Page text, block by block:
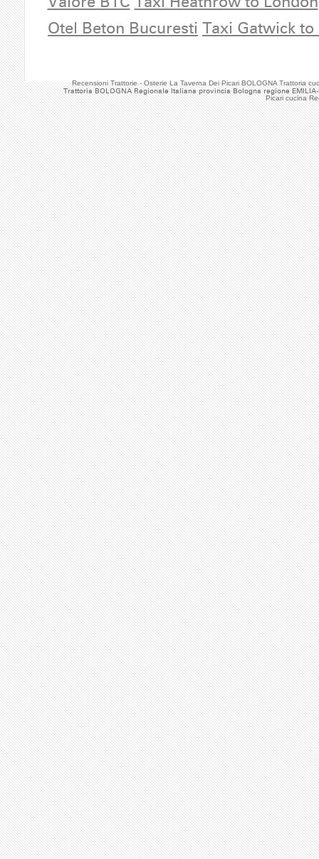
Recensioni Trattorie - Osterie La Taverna Dei Picari BOLOGNA Trattoria
Trattoria BOLOGNA Regionale Italiana provincia Bologna regione
Picari cucina
Otel Beton Bucuresti Taxi Gatwick to